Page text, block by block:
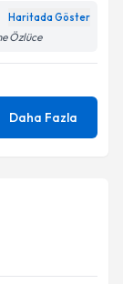
Haritada Göster
Özlüce
Daha Fazla